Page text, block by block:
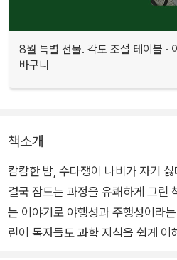
8월 특별 선물. 각도 조절 테이블 ·
바구니
책소개
캄캄한 밤, 수다쟁이 나비가 자기
결국 잠드는 과정을 유쾌하게 그린
는 이야기로 야행성과 주행성이라
린이 독자들도 과학 지식을 쉽게 이